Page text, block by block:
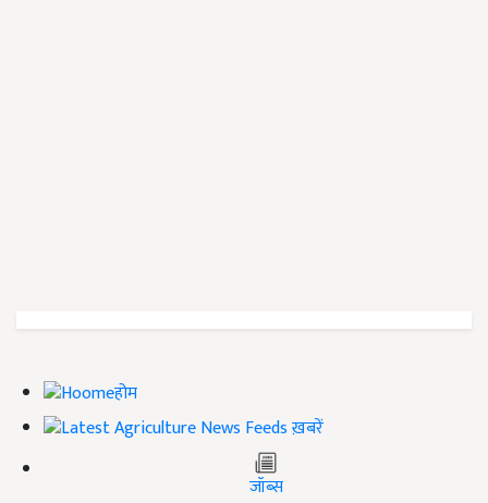
होम
ख़बरें
जॉब्स